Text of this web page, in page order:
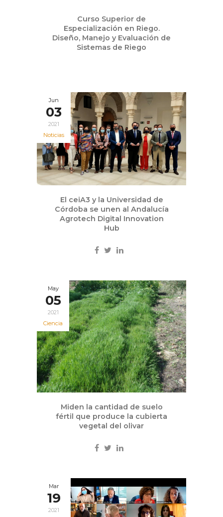
2021
Curso Superior de
Especialización en Riego.
Diseño, Manejo y Evaluación de
Sistemas de Riego
Jun
03
2021
Noticias
El ceiA3 y la Universidad de
Córdoba se unen al Andalucía
Agrotech Digital Innovation
Hub
May
05
2021
Ciencia
Miden la cantidad de suelo
fértil que produce la cubierta
vegetal del olivar
Mar
19
2021